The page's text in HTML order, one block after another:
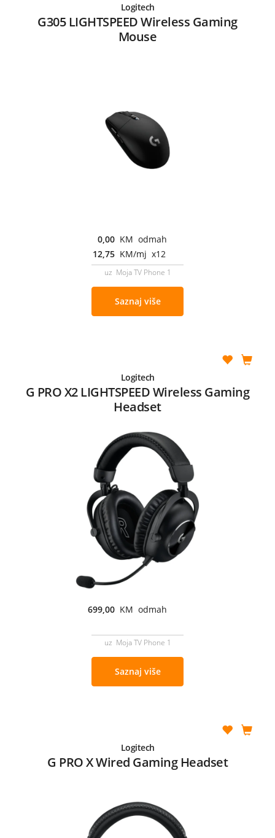
Logitech
G305 LIGHTSPEED Wireless Gaming
Mouse
0,00 KM odmah
12,75 KM/mj x12
uz Moja TV Phone 1
Saznaj više
Logitech
G PRO X2 LIGHTSPEED Wireless Gaming
Headset
699,00 KM odmah
uz Moja TV Phone 1
Saznaj više
Logitech
G PRO X Wired Gaming Headset